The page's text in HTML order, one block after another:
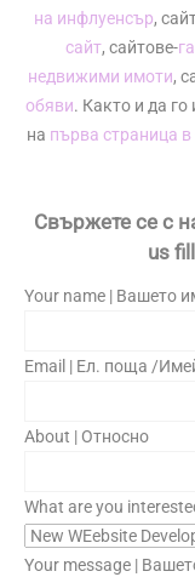
на инфлуенсър,
сайт, сайтове-
недвижими имоти,
обяви. Както и да го
на първа страница в
Свържете се с
us
Your name | Вашето
Email | Ел. поща /
About | Относно
What are you
Your message |